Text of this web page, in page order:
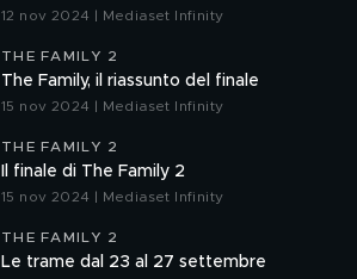
12 nov 2024 | Mediaset Infinity
THE FAMILY 2
The Family, il riassunto del finale
15 nov 2024 | Mediaset Infinity
THE FAMILY 2
Il finale di The Family 2
15 nov 2024 | Mediaset Infinity
THE FAMILY 2
Le trame dal 23 al 27 settembre